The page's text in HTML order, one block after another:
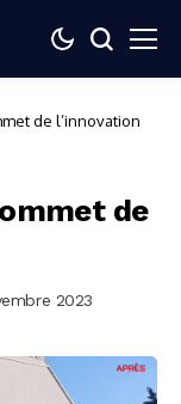
de l’innovation
de
2023